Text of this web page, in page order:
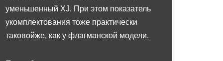
уменьшенный XJ. При этом показатель
укомплектования тоже практически
таковойже, как у флагманской модели.